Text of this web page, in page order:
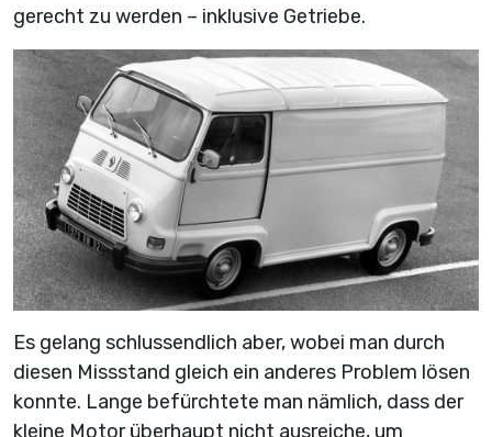
gerecht zu werden – inklusive Getriebe.
Es gelang schlussendlich aber, wobei man durch
diesen Missstand gleich ein anderes Problem lösen
konnte. Lange befürchtete man nämlich, dass der
kleine Motor überhaupt nicht ausreiche, um